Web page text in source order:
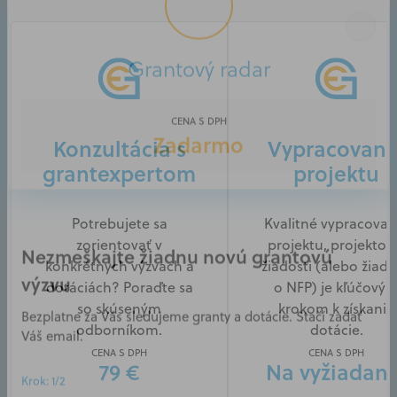
Konzultácia s
grantexpertom
Potrebujete sa
zorientovať v
konkrétnych výzvach a
dotáciách? Poraďte sa
so skúseným
odborníkom.
CENA S DPH
79 €
projektu
Kvalitné
projektu,
žiadosti (alebo
o NFP) je
krokom k získaniu
dotácie.
CENA S DPH
Na
Grantový radar
CENA S DPH
Zadarmo
Nezmeškajte žiadnu novú grantovú
výzvu
Bezplatne za Vás sledujeme granty a dotácie. Stačí zadať
Váš email.
Krok: 1/2